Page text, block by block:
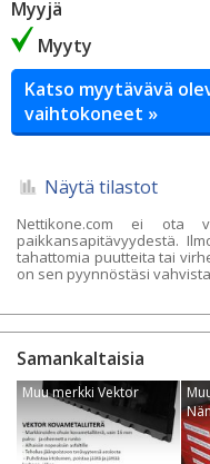
Myyjä
Myyty
Katso myytävävä
vaihtokoneet »
Näytä tilastot
Nettikone.com ei ota
paikkansapitävyydestä.
tahattomia puutteita tai
on sen pyynnöstäsi
Samankaltaisia
Muu merkki Vektor